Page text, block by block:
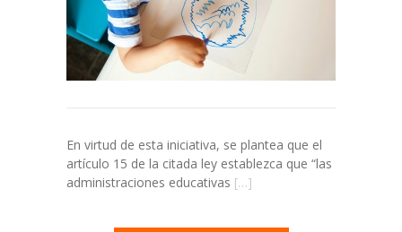
En virtud de esta iniciativa, se plantea que el
artículo 15 de la citada ley establezca que “las
administraciones educativas […]